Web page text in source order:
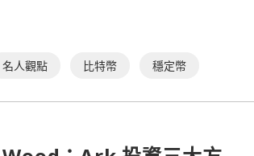
幣的長期價格預測下調 30⋯
名人觀點 比特幣 穩定幣